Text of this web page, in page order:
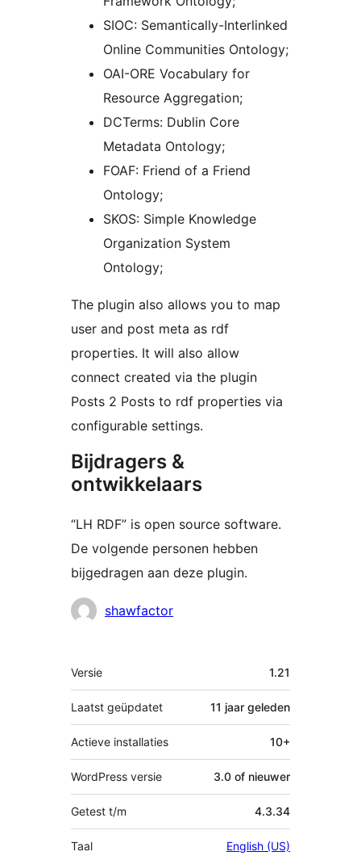
SIOC: Semantically-Interlinked
Online Communities Ontology;
OAI-ORE Vocabulary for
Resource Aggregation;
DCTerms: Dublin Core
Metadata Ontology;
FOAF: Friend of a Friend
Ontology;
SKOS: Simple Knowledge
Organization System
Ontology;
The plugin also allows you to map
user and post meta as rdf
properties. It will also allow
connect created via the plugin
Posts 2 Posts to rdf properties via
configurable settings.
Bijdragers &
ontwikkelaars
“LH RDF” is open source software.
De volgende personen hebben
bijgedragen aan deze plugin.
Bijdragersshawfactor
Meta
Versie 1.21
Laatst geüpdatet 11 jaar geleden
Actieve installaties 10+
WordPress versie 3.0 of nieuwer
Getest t/m 4.3.34
Taal English (US)